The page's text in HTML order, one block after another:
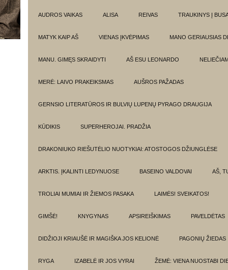
AUDROS VAIKAS ALISA REIVAS TRAUKINYS Į
MATYK KAIP AŠ VIENAS ĮKVĖPIMAS MANO GERIAUSIAS
MANU. GIMĘS SKRAIDYTI AŠ ESU LEONARDO
MERĖ: LAIVO PRAKEIKSMAS AUŠROS PAŽADAS
GERNSIO LITERATŪROS IR BULVIŲ LUPENŲ PYRAGO DRAUGIJA
KŪDIKIS SUPERHEROJAI. PRADŽIA
DRAKONIUKO RIEŠUTĖLIO NUOTYKIAI: ATOSTOGOS DŽIUNGLĖSE
ARKTIS. ĮKALINTI LEDYNUOSE BASEINO VALDOVAI AŠ,
TROLIAI MUMIAI IR ŽIEMOS PASAKA LAIMĖS! SVEIKATOS!
GIMŠĖ! KNYGYNAS APSIREIŠKIMAS PAVELDĖTAS
DIDŽIOJI KRIAUŠĖ IR MAGIŠKA JOS KELIONĖ PAGONIŲ ŽIEDAS
RYGA IZABELĖ IR JOS VYRAI ŽEMĖ: VIENA NUOSTABI